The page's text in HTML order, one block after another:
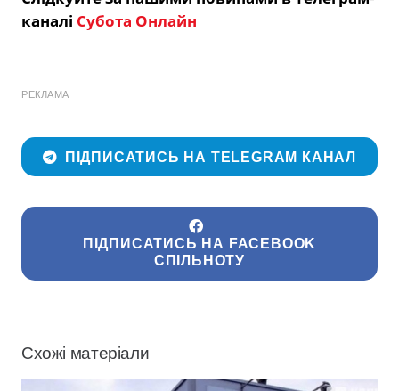
каналі Субота Онлайн
РЕКЛАМА
ПІДПИСАТИСЬ НА TELEGRAM КАНАЛ
ПІДПИСАТИСЬ НА FACEBOOK
СПІЛЬНОТУ
Схожі матеріали